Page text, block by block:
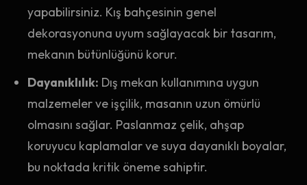
yapabilirsiniz. Kış bahçesinin genel
dekorasyonuna uyum sağlayacak bir tasarım,
mekanın bütünlüğünü korur.
Dayanıklılık: Dış mekan kullanımına uygun
malzemeler ve işçilik, masanın uzun ömürlü
olmasını sağlar. Paslanmaz çelik, ahşap
koruyucu kaplamalar ve suya dayanıklı boyalar,
bu noktada kritik öneme sahiptir.